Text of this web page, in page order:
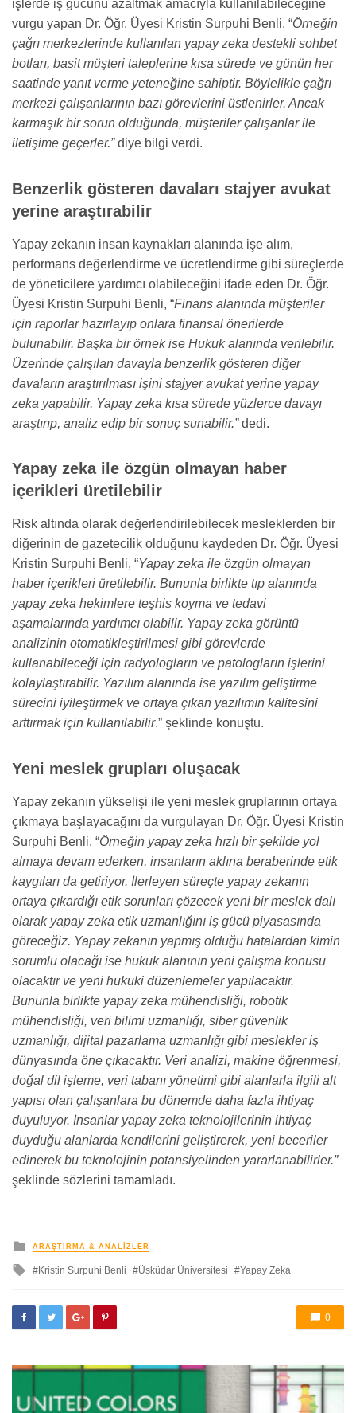
işlerde iş gücünü azaltmak amacıyla kullanılabileceğine
vurgu yapan Dr. Öğr. Üyesi Kristin Surpuhi Benli, “Örneğin
çağrı merkezlerinde kullanılan yapay zeka destekli sohbet
botları, basit müşteri taleplerine kısa sürede ve günün her
saatinde yanıt verme yeteneğine sahiptir. Böylelikle çağrı
merkezi çalışanlarının bazı görevlerini üstlenirler. Ancak
karmaşık bir sorun olduğunda, müşteriler çalışanlar ile
iletişime geçerler.”diye bilgi verdi.
Benzerlik gösteren davaları stajyer avukat
yerine araştırabilir
Yapay zekanın insan kaynakları alanında işe alım,
performans değerlendirme ve ücretlendirme gibi süreçlerde
de yöneticilere yardımcı olabileceğini ifade eden Dr. Öğr.
Üyesi Kristin Surpuhi Benli, “Finans alanında müşteriler
için raporlar hazırlayıp onlara finansal önerilerde
bulunabilir. Başka bir örnek ise Hukuk alanında verilebilir.
Üzerinde çalışılan davayla benzerlik gösteren diğer
davaların araştırılması işini stajyer avukat yerine yapay
zeka yapabilir. Yapay zeka kısa sürede yüzlerce davayı
araştırıp, analiz edip bir sonuç sunabilir.”dedi.
Yapay zeka ile özgün olmayan haber
içerikleri üretilebilir
Risk altında olarak değerlendirilebilecek mesleklerden bir
diğerinin de gazetecilik olduğunu kaydeden Dr. Öğr. Üyesi
Kristin Surpuhi Benli, “Yapay zeka ile özgün olmayan
haber içerikleri üretilebilir. Bununla birlikte tıp alanında
yapay zeka hekimlere teşhis koyma ve tedavi
aşamalarında yardımcı olabilir. Yapay zeka görüntü
analizinin otomatikleştirilmesi gibi görevlerde
kullanabileceği için radyologların ve patologların işlerini
kolaylaştırabilir. Yazılım alanında ise yazılım geliştirme
sürecini iyileştirmek ve ortaya çıkan yazılımın kalitesini
arttırmak için kullanılabilir.” şeklinde konuştu.
Yeni meslek grupları oluşacak
Yapay zekanın yükselişi ile yeni meslek gruplarının ortaya
çıkmaya başlayacağını da vurgulayan Dr. Öğr. Üyesi Kristin
Surpuhi Benli, “Örneğin yapay zeka hızlı bir şekilde yol
almaya devam ederken, insanların aklına beraberinde etik
kaygıları da getiriyor. İlerleyen süreçte yapay zekanın
ortaya çıkardığı etik sorunları çözecek yeni bir meslek dalı
olarak yapay zeka etik uzmanlığını iş gücü piyasasında
göreceğiz. Yapay zekanın yapmış olduğu hatalardan kimin
sorumlu olacağı ise hukuk alanının yeni çalışma konusu
olacaktır ve yeni hukuki düzenlemeler yapılacaktır.
Bununla birlikte yapay zeka mühendisliği, robotik
mühendisliği, veri bilimi uzmanlığı, siber güvenlik
uzmanlığı, dijital pazarlama uzmanlığı gibi meslekler iş
dünyasında öne çıkacaktır. Veri analizi, makine öğrenmesi,
doğal dil işleme, veri tabanı yönetimi gibi alanlarla ilgili alt
yapısı olan çalışanlara bu dönemde daha fazla ihtiyaç
duyuluyor. İnsanlar yapay zeka teknolojilerinin ihtiyaç
duyduğu alanlarda kendilerini geliştirerek, yeni beceriler
edinerek bu teknolojinin potansiyelinden yararlanabilirler.”
şeklinde sözlerini tamamladı.
yayınlanan
ARAŞTIRMA & ANALIZLER
ileKristin Surpuhi Benli Üsküdar Üniversitesi Yapay Zeka
0